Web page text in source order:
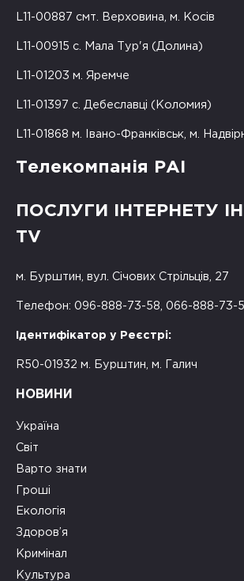
L11-00887 смт. Верховина, м. Косів
L11-00915 с. Мала Тур'я (Долина)
L11-01203 м. Яремче
L11-01397 с. Дебеславці (Коломия)
L11-01868 м. Івано-Франківськ, м.
Телекомпанія РАІ
ПОСЛУГИ ІНТЕРНЕТУ
TV
м. Бурштин, вул. Січових Стрільців, 27
Телефон: 096-888-73-58, 066-888-73-
Ідентифікатор у Реєстрі:
R50-01932 м. Бурштин, м. Галич
НОВИНИ
Україна
Світ
Варто знати
Гроші
Екологія
Здоров’я
Кримінал
Культура